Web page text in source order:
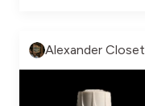
Alexander Closet